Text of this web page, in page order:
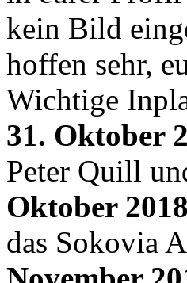
kein Bild
hoffen sehr,
Wichtige
31. Oktober
Peter Quill
Oktober
das Sokovia